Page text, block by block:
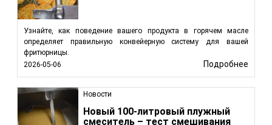
Узнайте, как поведение вашего продукта в горячем масле
определяет правильную конвейерную систему для вашей
фритюрницы.
2026-05-06
Подробнее
Новости
Новый 100-литровый плужный
смеситель – тест смешивания